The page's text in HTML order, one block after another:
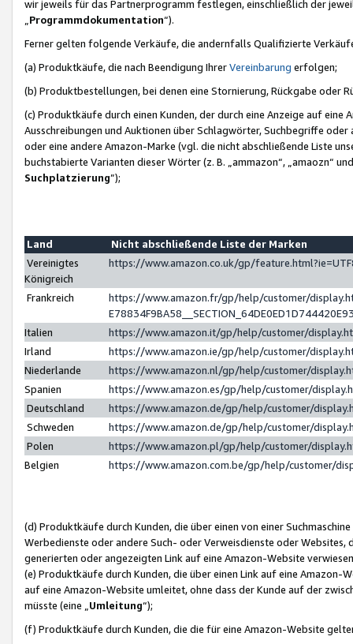
wir jeweils für das Partnerprogramm festlegen, einschließlich der
Programmdokumentation“).
Ferner gelten folgende Verkäufe, die andernfalls Qualifizierte
(a) Produktkäufe, die nach Beendigung IhrerVereinbarung erfolgen;
(b) Produktbestellungen, bei denen eine Stornierung, Rückgabe oder
(c) Produktkäufe durch einen Kunden, der durch eine Anzeige auf
Ausschreibungen und Auktionen über Schlagwörter, Suchbegriffe
oder eine andere Amazon-Marke (vgl. die nicht abschließende Liste
buchstabierte Varianten dieser Wörter (z. B. „ammazon“, „amaozn“
Suchplatzierung”);
Land
Nicht abschließende Liste der Marken
Vereinigtes
Königreich
https://www.amazon.co.uk/gp/
Frankreich
https://www.amazon.fr/gp/help/customer/
Italien
https://www.amazon.it/gp/help/customer/
Irland
https://www.amazon.ie/gp/help/customer/
Niederlande
https://www.amazon.nl/gp/help/customer/
Spanien
https://www.amazon.es/gp/help/customer/
Deutschland
https://www.amazon.de/gp/help/customer/
Schweden
https://www.amazon.de/gp/help/customer/
Polen
https://www.amazon.pl/gp/help/customer/
Belgien
https://www.amazon.com.be/gp/help/customer/
(d) Produktkäufe durch Kunden, die über einen von einer
Werbedienste oder andere Such- oder Verweisdienste oder Websites,
generierten oder angezeigten Link auf eine Amazon-Website
(e) Produktkäufe durch Kunden, die über einen Link auf eine
auf eine Amazon-Website umleitet, ohne dass der Kunde auf der
müsste (eine „ Umleitung“);
(f) Produktkäufe durch Kunden, die die für eine Amazon-Website